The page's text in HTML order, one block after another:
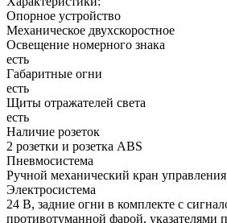
Опорное устройство
Механическое двухскоростное
Освещение номерного знака
есть
Габаритные огни
есть
Щиты отражателей света
есть
Наличие розеток
2 розетки и розетка ABS
Пневмосистема
Ручной механический кран
Электросистема
24 В, задние огни в комплекте с
противотуманной фарой, указателями